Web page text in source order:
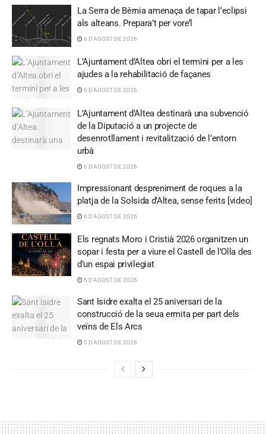
La Serra de Bèrnia amenaça de tapar l’eclipsi
als alteans. Prepara’t per vore’l
6 D'AGOST DE 2026
L’Ajuntament d’Altea obri el termini per a les
ajudes a la rehabilitació de façanes
6 D'AGOST DE 2026
L’Ajuntament d’Altea destinarà una subvenció
de la Diputació a un projecte de
desenrotllament i revitalització de l’entorn
urbà
6 D'AGOST DE 2026
Impressionant despreniment de roques a la
platja de la Solsida d’Altea, sense ferits [video]
6 D'AGOST DE 2026
Els regnats Moro i Cristià 2026 organitzen un
sopar i festa per a viure el Castell de l’Olla des
d’un espai privilegiat
6 D'AGOST DE 2026
Sant Isidre exalta el 25 aniversari de la
construcció de la seua ermita per part dels
veïns de Els Arcs
5 D'AGOST DE 2026